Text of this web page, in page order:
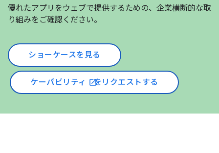
優れたアプリをウェブで提供するための、企業横断的な取
り組みをご確認ください。
ショーケースを見る
ケーパビリティ open_in_new
をリクエストする